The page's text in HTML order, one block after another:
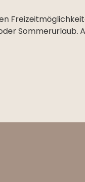
Sommerurlaub.